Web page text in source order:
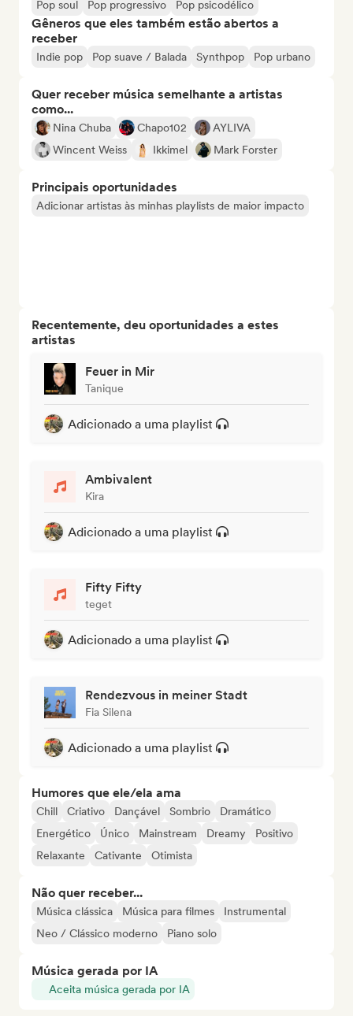
Pop soul
Pop progressivo Pop psicodélico
Gêneros que eles também estão abertos a
receber
Indie pop Pop suave / Balada Synthpop Pop urbano
Quer receber música semelhante a artistas
como...
Nina Chuba Chapo102
AYLIVA
Wincent Weiss
Ikkimel Mark Forster
Principais oportunidades
Adicionar artistas às minhas playlists de maior impacto
Recentemente, deu oportunidades a estes
artistas
Feuer in Mir
Tanique
Adicionado a uma playlist
Ambivalent
Kira
Adicionado a uma playlist
Fifty Fifty
teget
Adicionado a uma playlist
Rendezvous in meiner Stadt
Fia Silena
Adicionado a uma playlist
Humores que ele/ela ama
Chill Criativo Dançável Sombrio
Dramático
Energético
Único Mainstream Dreamy
Positivo
Relaxante
Cativante Otimista
Não quer receber...
Música clássica Música para filmes
Instrumental
Neo / Clássico moderno
Piano solo
Música gerada por IA
Aceita música gerada por IA